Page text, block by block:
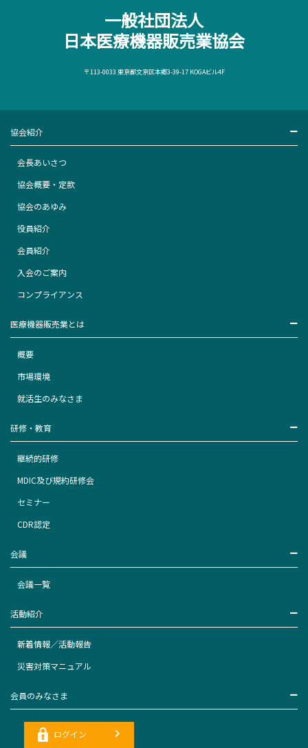
一般社団法人
日本医療機器販売業協会
〒113-0033 東京都文京区本郷3-39-17 KOGAビル4F
協会紹介
会長あいさつ
協会概要・定款
協会のあゆみ
役員紹介
会員紹介
入会のご案内
コンプライアンス
医療機器販売業とは
概要
市場環境
就活生のみなさま
研修・教育
継続的研修
MDIC及び規約研修会
セミナー
CDR認定
会議
会議一覧
活動紹介
新着情報／活動報告
災害対策マニュアル
会員のみなさま
ログイン